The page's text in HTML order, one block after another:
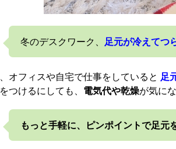
冬のデスクワーク、 足元が冷えてつ
オフィスや自宅で仕事をしていると 足
つけるにしても、 電気代や乾燥が気に
もっと手軽に、ピンポイントで足元